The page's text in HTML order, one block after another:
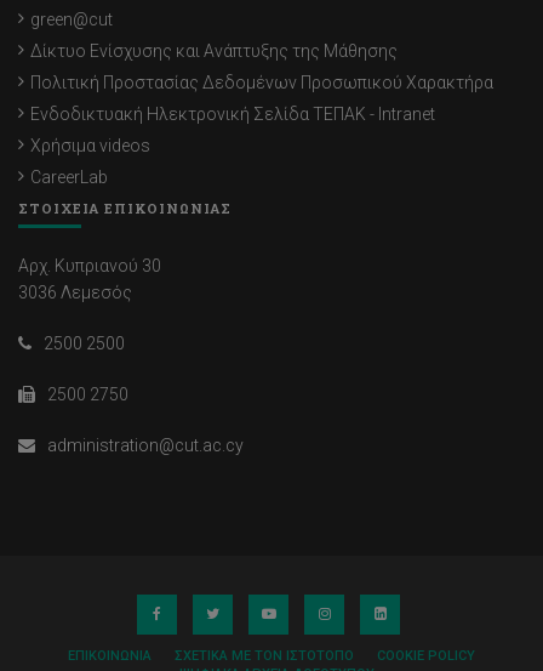
green@cut
Δίκτυο Ενίσχυσης και Ανάπτυξης της Μάθησης
Πολιτική Προστασίας Δεδομένων Προσωπικού Χαρακτήρα
Ενδοδικτυακή Ηλεκτρονική Σελίδα ΤΕΠΑΚ - Intranet
Χρήσιμα videos
CareerLab
ΣΤΟΙΧΕΙΑ ΕΠΙΚΟΙΝΩΝΙΑΣ
Αρχ. Κυπριανού 30
3036 Λεμεσός
2500 2500
2500 2750
administration@cut.ac.cy
ΕΠΙΚΟΙΝΩΝΊΑ ΣΧΕΤΙΚΆ ΜΕ ΤΟΝ ΙΣΤΌΤΟΠΟ
COOKIE POLICY